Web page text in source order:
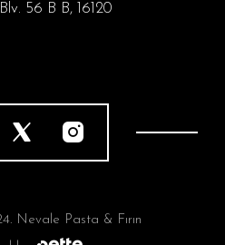
56 B B, 16120
Nevale Pasta & Fırın